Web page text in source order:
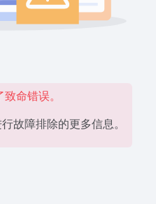
命错误。
故障排除的更多信息。